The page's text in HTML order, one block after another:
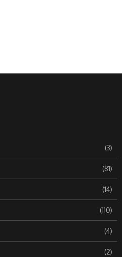
(3)
(81)
(14)
(110)
(4)
(2)